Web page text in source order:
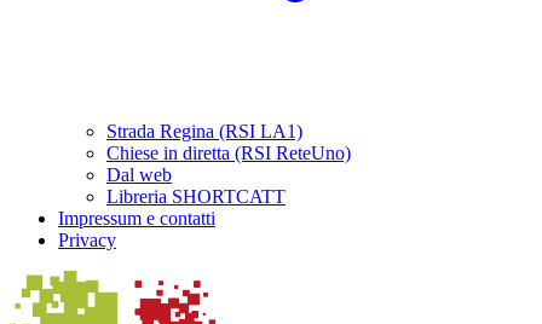
Strada Regina (RSI LA1)
Chiese in diretta (RSI ReteUno)
Dal web
Libreria SHORTCATT
Impressum e contatti
Privacy